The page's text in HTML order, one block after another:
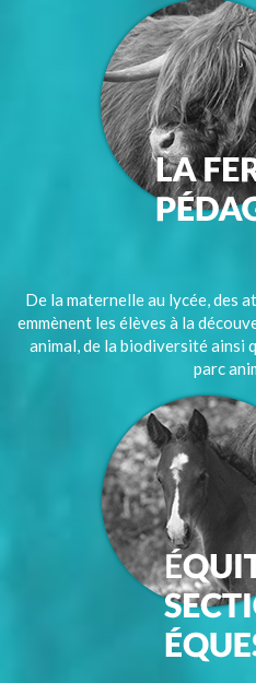
De la maternelle au lycée, des
emmènent les élèves à la
animal, de la biodiversité ainsi
parc